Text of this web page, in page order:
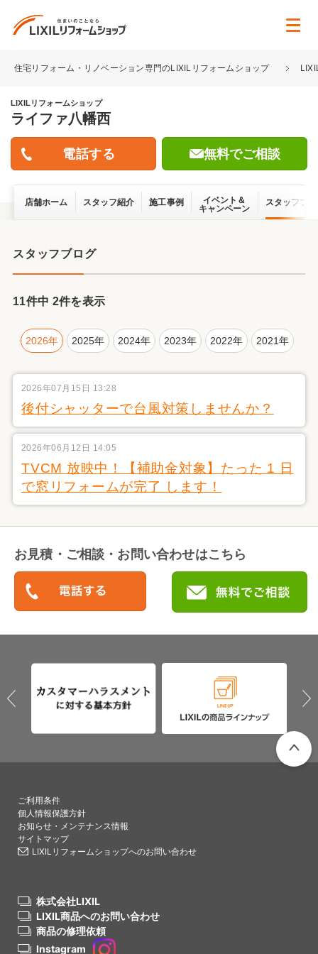
住宅リフォーム・リノベーション専門のLIXILリフォームショップ
LIXILリフォームショップ
ライファ八幡西
無料でご相談
店舗ホーム スタッフ紹介 施工事例
イベント＆
キャンペーン
スタッフブ
スタッフブログ
11件中 2件を表示
2026年 2025年 2024年 2023年 2022年 2021年
2026年07月15日 13:28
後付シャッターで台風対策しませんか？
2026年06月12日 14:05
TVCM 放映中！【補助金対象】たった 1 日
で窓リフォームが完了 します！
お見積・ご相談・お問い合わせはこちら
ご利用条件
個人情報保護方針
お知らせ・メンテナンス情報
サイトマップ
LIXILリフォームショップへのお問い合わせ
株式会社LIXIL
LIXIL商品へのお問い合わせ
商品の修理依頼
Instagram